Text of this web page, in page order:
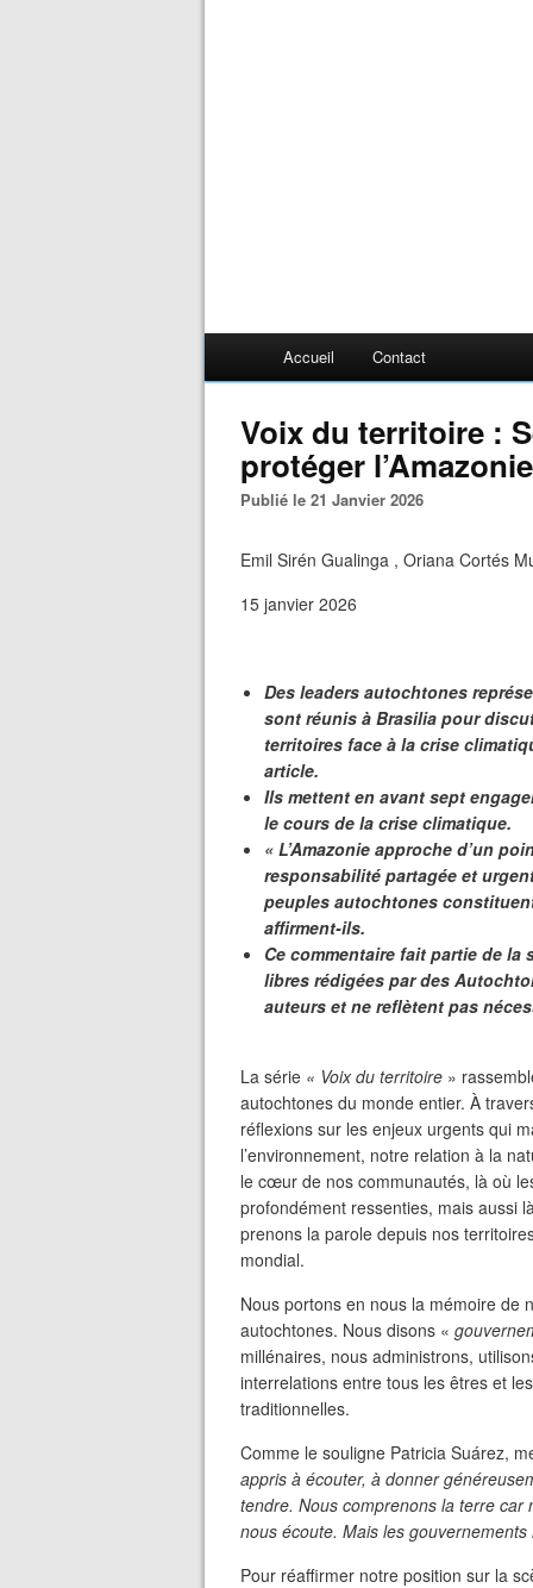
Accueil Contact
Voix du territoire :
protéger
Publié le 21 Janvier 2026
Emil Sirén Gualinga , Oriana Cortés
15 janvier 2026
Des leaders autochtones
sont réunis à Brasilia pour
territoires face à la crise
article.
Ils mettent en avant sept
le cours de la crise climatique.
« L’Amazonie approche d’un
responsabilité partagée et
peuples autochtones
affirment-ils.
Ce commentaire fait partie de
libres rédigées par des
auteurs et ne reflètent pas
La série « Voix du territoire »
autochtones du monde entier. À
réflexions sur les enjeux urgents qui
l’environnement, notre relation à la
le cœur de nos communautés, là où
profondément ressenties, mais aussi
prenons la parole depuis nos
mondial.
Nous portons en nous la mémoire de
autochtones. Nous disons «
millénaires, nous administrons,
interrelations entre tous les êtres et
traditionnelles.
Comme le souligne Patricia Suárez,
appris à écouter, à donner
tendre. Nous comprenons la terre
nous écoute. Mais les
Pour réaffirmer notre position sur la